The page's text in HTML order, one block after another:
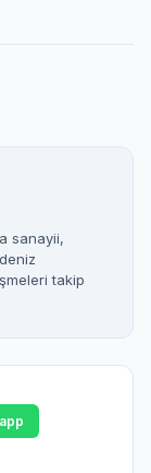
sanayii,
takip